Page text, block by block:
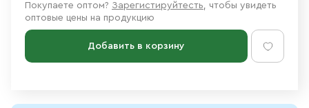
Покупаете оптом? Зарегистируйтесть, чтобы увидеть
оптовые цены на продукцию
Добавить в корзину